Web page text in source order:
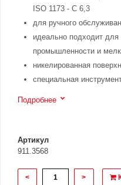
ISO 1173 - C 6,3
для ручного
идеально подходит
промышленности и
никелированная
специальная
Подробнее
Артикул
911.3568
< >